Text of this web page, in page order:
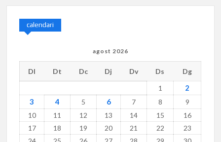
calendari
agost 2026
Dl Dt Dc Dj Dv Ds
Dg
1
2
3
4 5 6 7 8
9
10
11 12 13 14 15
16
17
18 19 20 21 22
23